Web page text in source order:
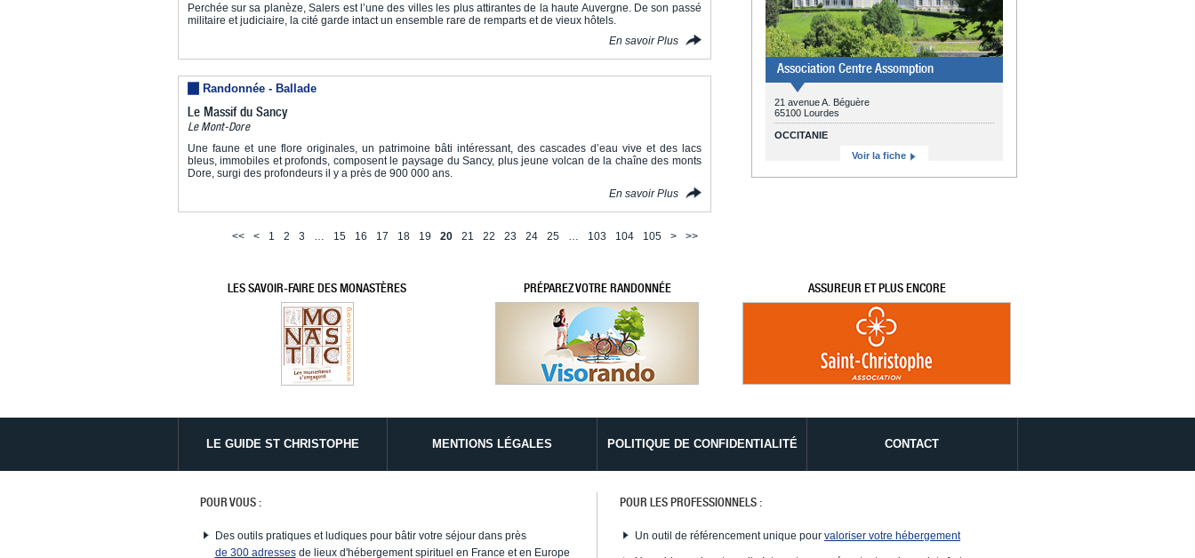
Perchée sur sa planèze, Salers est l’une des villes les plus attirantes de la haute Auvergne. De son passé
militaire et judiciaire, la cité garde intact un ensemble rare de remparts et de vieux hôtels.
En savoir Plus
Randonnée - Ballade
Le Massif du Sancy
Le Mont-Dore
Une faune et une flore originales, un patrimoine bâti intéressant, des cascades d’eau vive et des lacs
bleus, immobiles et profonds, composent le paysage du Sancy, plus jeune volcan de la chaîne des monts
Dore, surgi des profondeurs il y a près de 900 000 ans.
En savoir Plus
<< < 1 2 3 … 15 16 17 18 19 20 21 22 23 24 25 … 103 104 105 > >>
Association Centre Assomption
21 avenue A. Béguère
65100 Lourdes
OCCITANIE
Voir la fiche
LES SAVOIR-FAIRE DES MONASTÈRES PRÉPAREZ VOTRE RANDONNÉE ASSUREUR ET PLUS ENCORE
LE GUIDE ST CHRISTOPHE MENTIONS LÉGALES POLITIQUE DE CONFIDENTIALITÉ CONTACT
POUR VOUS :
Des outils pratiques et ludiques pour bâtir votre séjour dans près
de 300 adressesde lieux d'hébergement spirituel en France et en Europe
POUR LES PROFESSIONNELS :
Un outil de référencement unique pour valoriser votre hébergement